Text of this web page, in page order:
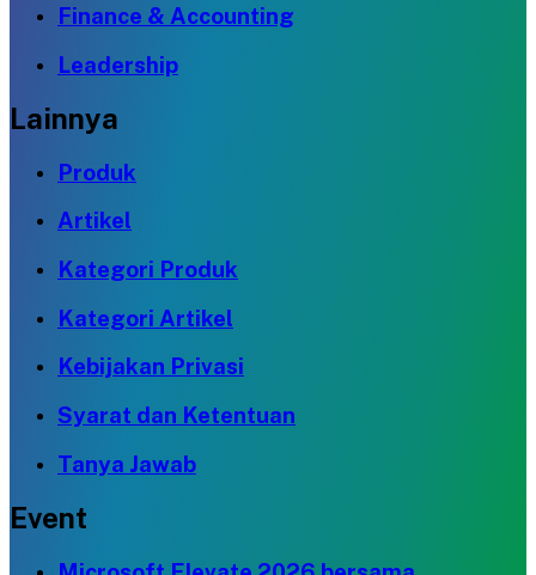
Finance & Accounting
Leadership
Lainnya
Produk
Artikel
Kategori Produk
Kategori Artikel
Kebijakan Privasi
Syarat dan Ketentuan
Tanya Jawab
Event